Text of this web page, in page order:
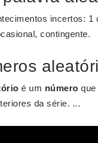
incertos:
contingente.
é um número
da série. ...